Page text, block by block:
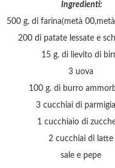
Ingredienti:
500 g. di farina(metà
200 di patate lessate e
15 g. di lievito di
3 uova
100 g. di burro
3 cucchiai di
1 cucchiaio di
2 cucchiai di latte
sale e pepe